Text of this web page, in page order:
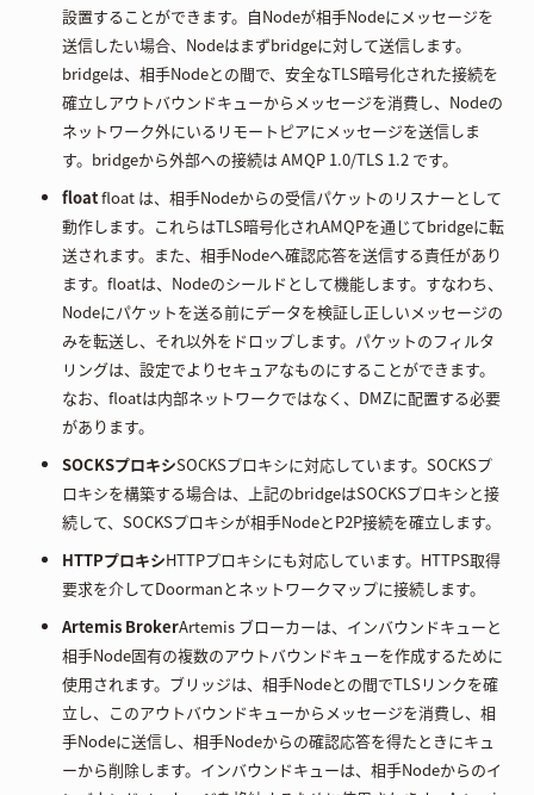
設置することができます。自Nodeが相手Nodeにメッセージを
送信したい場合、Nodeはまずbridgeに対して送信します。
bridgeは、相手Nodeとの間で、安全なTLS暗号化された接続を
確立しアウトバウンドキューからメッセージを消費し、Nodeの
ネットワーク外にいるリモートピアにメッセージを送信しま
す。bridgeから外部への接続は AMQP 1.0/TLS 1.2 です。
floatfloat は、相手Nodeからの受信パケットのリスナーとして
動作します。これらはTLS暗号化されAMQPを通じてbridgeに転
送されます。また、相手Nodeへ確認応答を送信する責任があり
ます。floatは、Nodeのシールドとして機能します。すなわち、
Nodeにパケットを送る前にデータを検証し正しいメッセージの
みを転送し、それ以外をドロップします。パケットのフィルタ
リングは、設定でよりセキュアなものにすることができます。
なお、floatは内部ネットワークではなく、DMZに配置する必要
があります。
SOCKSプロキシSOCKSプロキシに対応しています。SOCKSプ
ロキシを構築する場合は、上記のbridgeはSOCKSプロキシと接
続して、SOCKSプロキシが相手NodeとP2P接続を確立します。
HTTPプロキシHTTPプロキシにも対応しています。HTTPS取得
要求を介してDoormanとネットワークマップに接続します。
Artemis BrokerArtemis ブローカーは、インバウンドキューと
相手Node固有の複数のアウトバウンドキューを作成するために
使用されます。ブリッジは、相手Nodeとの間でTLSリンクを確
立し、このアウトバウンドキューからメッセージを消費し、相
手Nodeに送信し、相手Nodeからの確認応答を得たときにキュ
ーから削除します。インバウンドキューは、相手Nodeからのイ